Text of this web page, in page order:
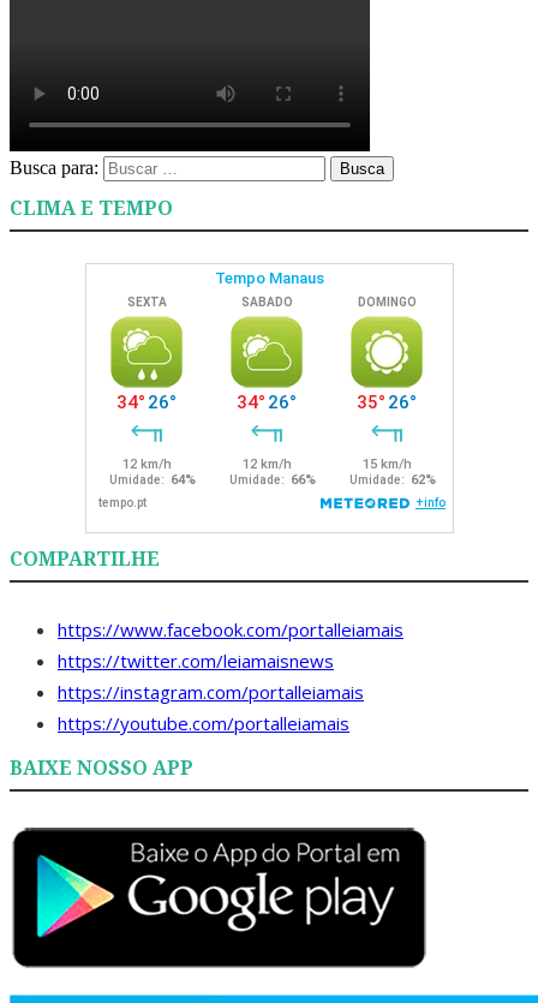
Busca para: Busca
CLIMA E TEMPO
COMPARTILHE
https://www.facebook.com/portalleiamais
https://twitter.com/leiamaisnews
https://instagram.com/portalleiamais
https://youtube.com/portalleiamais
BAIXE NOSSO APP